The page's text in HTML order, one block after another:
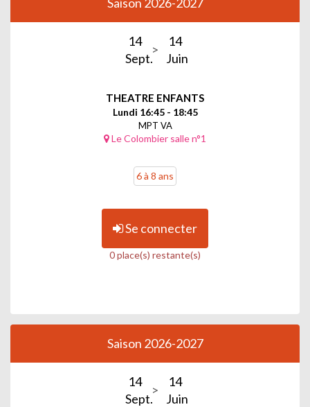
14
Sept.
14
Juin
THEATRE ENFANTS
Lundi 16:45 - 18:45
MPT VA
Le Colombier salle n°1
6 à 8 ans
Se connecter
0 place(s) restante(s)
Saison 2026-2027
14
Sept.
14
Juin